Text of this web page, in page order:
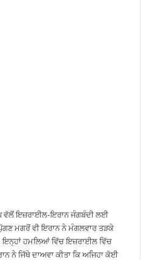
ਵੱਲੋਂ ਇਜ਼ਰਾਈਲ-ਇਰਾਨ ਜੰਗਬੰਦੀ ਲਈ
ਮਗਰੋਂ ਵੀ ਇਰਾਨ ਨੇ ਮੰਗਲਵਾਰ ਤੜਕੇ
ਹਮਲਿਆਂ ਵਿੱਚ ਇਜ਼ਰਾਈਲ ਵਿੱਚ
ਨੇ ਜਿੱਥੇ ਦਾਅਵਾ ਕੀਤਾ ਕਿ ਅਜਿਹਾ ਕੋਈ